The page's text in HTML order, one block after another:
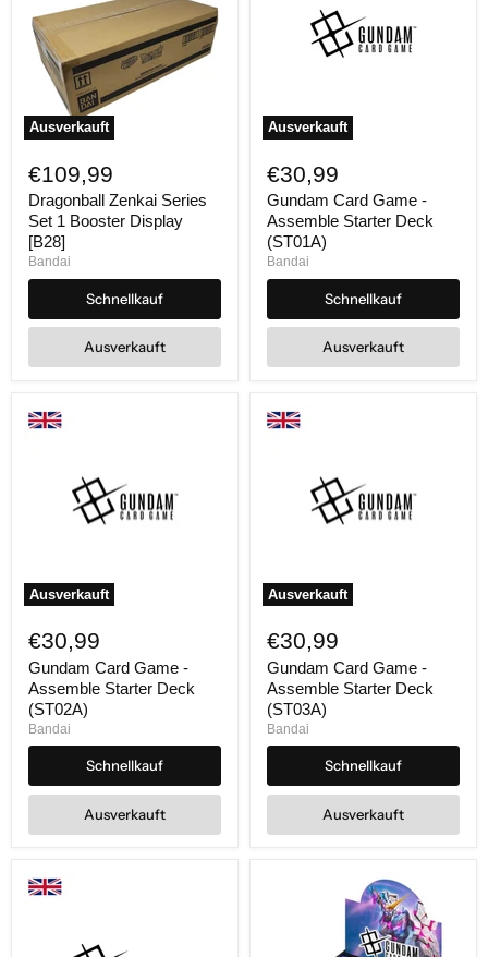
Ausverkauft
Zenkai
Series
Set
1
Booster
Display
[B28]
€109,99
Dragonball Zenkai Series
Set 1 Booster Display
[B28]
Bandai
Schnellkauf
Ausverkauft
Ausverkauft
Card
Game
-
Assemble
Starter
Deck
(ST01A)
€30,99
Gundam Card Game -
Assemble Starter Deck
(ST01A)
Bandai
Schnellkauf
Ausverkauft
Ausverkauft
Card
Game
-
Assemble
Starter
Deck
(ST02A)
€30,99
Gundam Card Game -
Assemble Starter Deck
(ST02A)
Bandai
Schnellkauf
Ausverkauft
Ausverkauft
Card
Game
-
Assemble
Starter
Deck
(ST03A)
€30,99
Gundam Card Game -
Assemble Starter Deck
(ST03A)
Bandai
Schnellkauf
Ausverkauft